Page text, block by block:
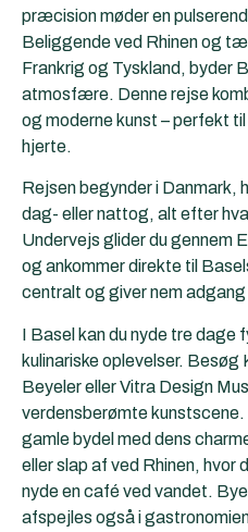
præcision møder en
Beliggende ved Rhinen og
Frankrig og Tyskland, byder
atmosfære. Denne rejse
og moderne kunst – perfekt
hjerte.
Rejsen begynder i Danmark,
dag- eller nattog, alt efter
Undervejs glider du gennem
og ankommer direkte til
centralt og giver nem
I Basel kan du nyde tre dage
kulinariske oplevelser.
Beyeler eller Vitra Design
verdensberømte
gamle bydel med dens
eller slap af ved Rhinen, hvor
nyde en café ved vandet.
afspejles også i